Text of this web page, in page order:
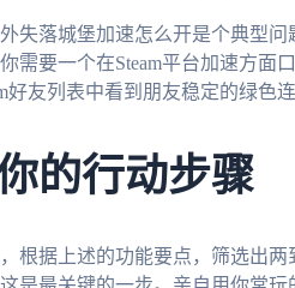
失落城堡加速怎么开是个典型问
需要一个在Steam平台加速方面
友列表中看到朋友稳定的绿色
的行动步骤
根据上述的功能要点，筛选出